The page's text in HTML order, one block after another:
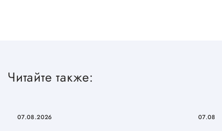
Читайте также:
07.08.2026